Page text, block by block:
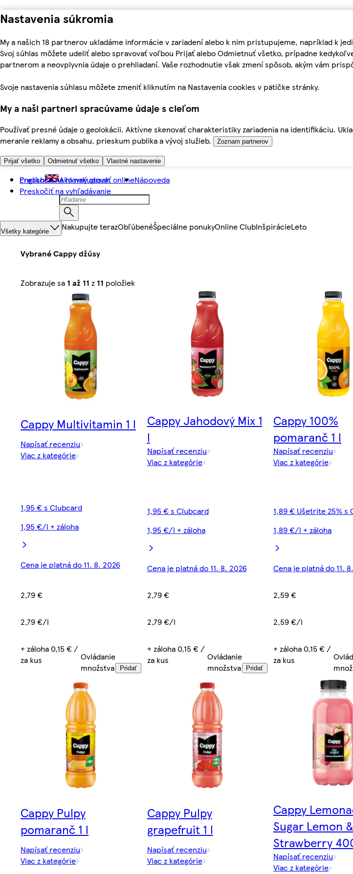
Nastavenia súkromia
My a našich 18 partnerov ukladáme informácie v zariadení alebo k nim pristupujeme, napríklad k
Svoj súhlas môžete udeliť alebo spravovať voľbou Prijať alebo Odmietnuť všetko, prípadne
partnerom a neovplyvnia údaje o prehliadaní. Vaše rozhodnutie však zmení spôsob, akým vám
Svoje nastavenia súhlasu môžete zmeniť kliknutím na Nastavenia cookies v pätičke stránky.
My a naši partneri spracúvame údaje s cieľom
Používať presné údaje o geolokácii. Aktívne skenovať charakteristiky zariadenia na identifikáciu.
meranie reklamy a obsahu, prieskum publika a vývoj služieb.
Zoznam partnerov
Prijať všetko Odmietnuť všetko Vlastné nastavenie
Preskočiť na hlavný obsah
Preskočiť na vyhľadávanie
English Ako nakupovať onlineNápoveda
Všetky kategórie Nakupujte terazObľúbenéŠpeciálne ponukyOnline ClubInšpirácieLeto
Vybrané Cappy džúsy
Zobrazuje sa 1 až 11 z 11 položiekZoradené
Cappy Multivitamin 1 l
Napísať recenziu
Viac z kategórie
1,95 € s Clubcard
1,95 €/l + záloha
Cena je platná do 11. 8. 2026
2,79 €
2,79 €/l
+ záloha 0,15 € /
za kus
Ovládanie
množstva
Pridať
Cappy Jahodový Mix 1
l
Napísať recenziu
Viac z kategórie
1,95 € s Clubcard
1,95 €/l + záloha
Cena je platná do 11. 8. 2026
2,79 €
2,79 €/l
+ záloha 0,15 € /
za kus
Ovládanie
množstva
Pridať
Cappy 100%
pomaranč 1 l
Napísať recenziu
Viac z kategórie
1,89 € Ušetrite 25% s
1,89 €/l + záloha
Cena je platná do 11.
2,59 €
2,59 €/l
+ záloha 0,15 € /
za kus
Cappy Pulpy
pomaranč 1 l
Napísať recenziu
Viac z kategórie
Cappy Pulpy
grapefruit 1 l
Napísať recenziu
Viac z kategórie
Cappy
Sugar Lemon &
Strawberry
Napísať recenziu
Viac z kategórie